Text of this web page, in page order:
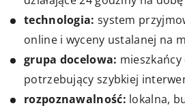
technologia: system
online i wyceny ustalanej na
grupa docelowa:
potrzebujący szybkiej
rozpoznawalność: lokalna,